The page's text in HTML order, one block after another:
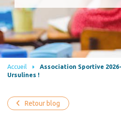
Accueil
Association Sportive
Ursulines !
Retour blog